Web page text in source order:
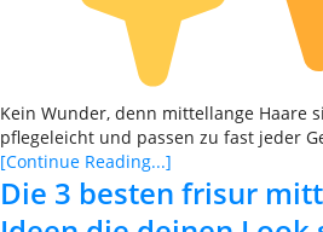
Kein Wunder, denn mittellange Haare
pflegeleicht und passen zu fast jeder
[Continue Reading...]
Die 3 besten frisur